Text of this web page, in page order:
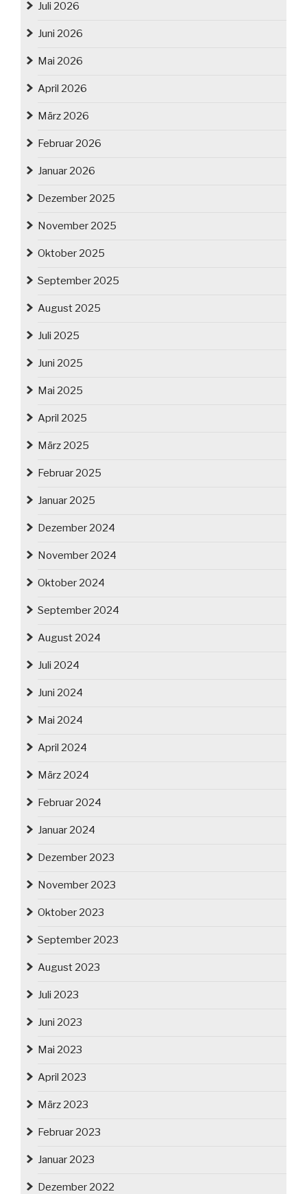
Juli 2026
Juni 2026
Mai 2026
April 2026
März 2026
Februar 2026
Januar 2026
Dezember 2025
November 2025
Oktober 2025
September 2025
August 2025
Juli 2025
Juni 2025
Mai 2025
April 2025
März 2025
Februar 2025
Januar 2025
Dezember 2024
November 2024
Oktober 2024
September 2024
August 2024
Juli 2024
Juni 2024
Mai 2024
April 2024
März 2024
Februar 2024
Januar 2024
Dezember 2023
November 2023
Oktober 2023
September 2023
August 2023
Juli 2023
Juni 2023
Mai 2023
April 2023
März 2023
Februar 2023
Januar 2023
Dezember 2022